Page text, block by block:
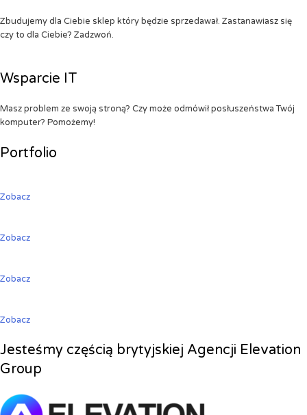
Zbudujemy dla Ciebie sklep który będzie sprzedawał. Zastanawiasz się
czy to dla Ciebie? Zadzwoń.
Wsparcie IT
Masz problem ze swoją stroną? Czy może odmówił posłuszeństwa Twój
komputer? Pomożemy!
Portfolio
Zobacz
Zobacz
Zobacz
Zobacz
Jesteśmy częścią brytyjskiej Agencji Elevation
Group